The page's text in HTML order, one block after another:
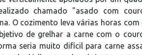
chamado "asado com
O cozimento leva várias horas
de grelhar a carne com o
seria muito difícil para carne